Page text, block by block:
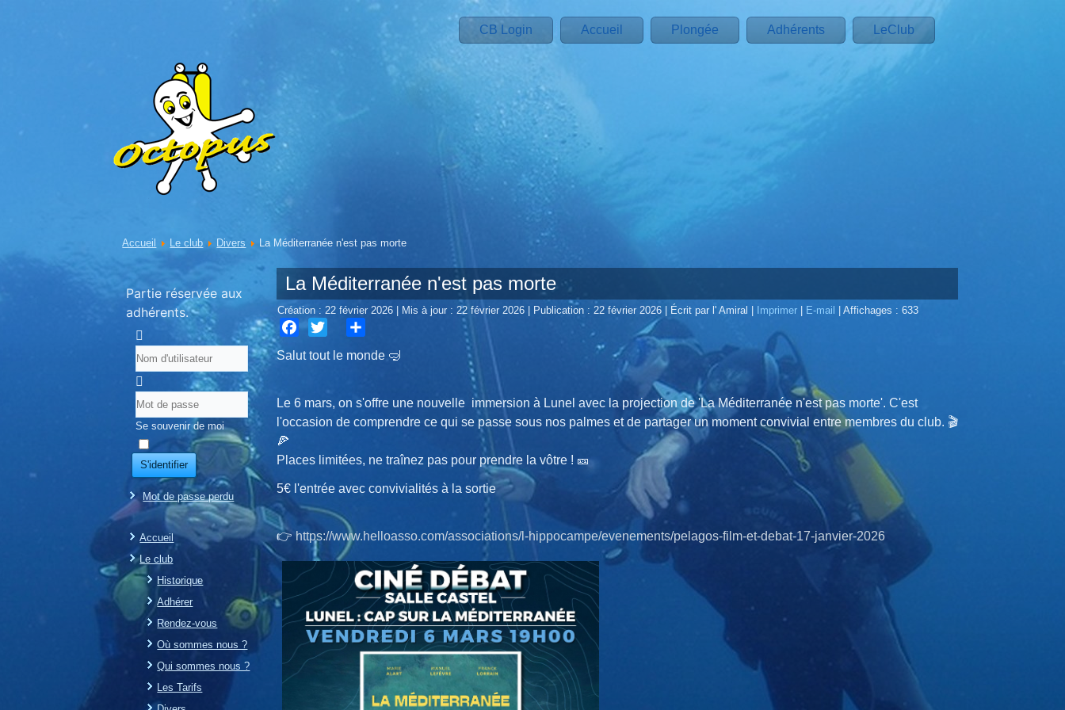
CB Login Accueil Plongée Adhérents LeClub
Accueil Le club Divers La Méditerranée n'est pas morte
Partie réservée aux
adhérents.
Se souvenir de moi
S'identifier
Mot de passe perdu
Accueil
Le club
Historique
Adhérer
Rendez-vous
Où sommes nous ?
Qui sommes nous ?
Les Tarifs
La Méditerranée n'est pas morte
Création : 22 février 2026 Mis à jour : 22 février 2026 Publication : 22 février 2026 Écrit par l' Amiral Imprimer E-mail |Affichages : 633
Salut tout le monde 🤿
Le 6 mars, on s'offre une nouvelle immersion à Lunel avec la projection de 'La Méditerranée n'est pas morte'. C'est
l'occasion de comprendre ce qui se passe sous nos palmes et de partager un moment convivial entre membres du club. 🎬
🍕
Places limitées, ne traînez pas pour prendre la vôtre ! 🎫
5€ l'entrée avec convivialités à la sortie
👉 https://www.helloasso.com/associations/l-hippocampe/evenements/pelagos-film-et-debat-17-janvier-2026